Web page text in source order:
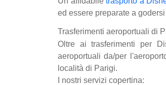
ed essere preparate a
Trasferimenti aeroportuali di
Oltre ai trasferimenti per
aeroportuali da/per
località di Parigi.
I nostri servizi copertina: